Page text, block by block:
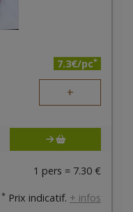
7.3€/pc*
+
1 pers = 7.30 €
* Prix indicatif. + infos